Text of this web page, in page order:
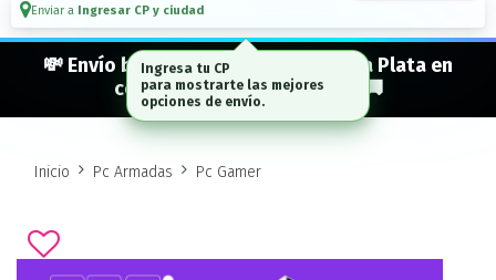
Enviar a Ingresar CP y ciudad
💸 Envío bonificado a CABA · GBA · La Plata en
compras desde $ 300.000* 🚚
Inicio Pc Armadas Pc Gamer
Ingresa tu CP
para mostrarte las mejores
opciones de envío.